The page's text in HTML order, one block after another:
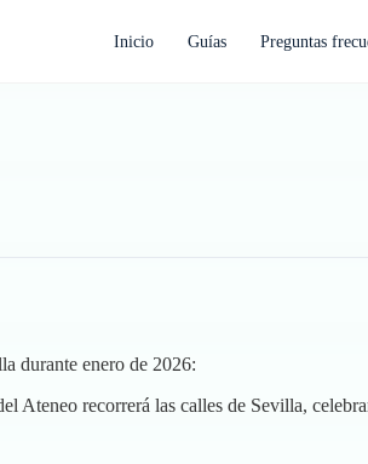
Inicio Guías Preguntas
durante enero de 2026:
Ateneo recorrerá las calles de Sevilla,